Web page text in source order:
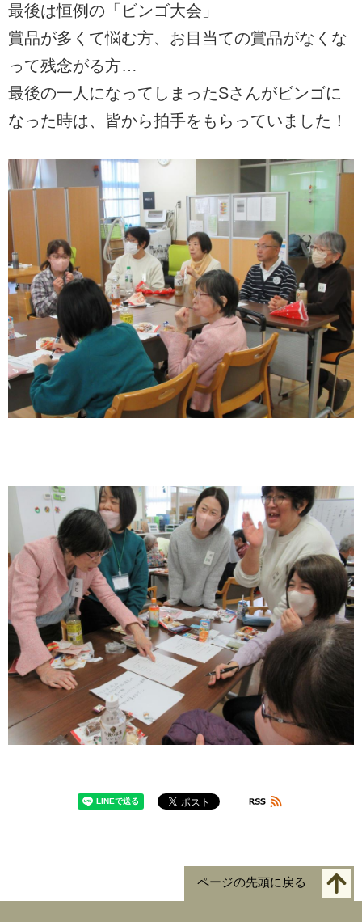
最後は恒例の「ビンゴ大会」
賞品が多くて悩む方、お目当ての賞品がなくな
って残念がる方…
最後の一人になってしまったSさんがビンゴに
なった時は、皆から拍手をもらっていました！
ページの先頭に戻る